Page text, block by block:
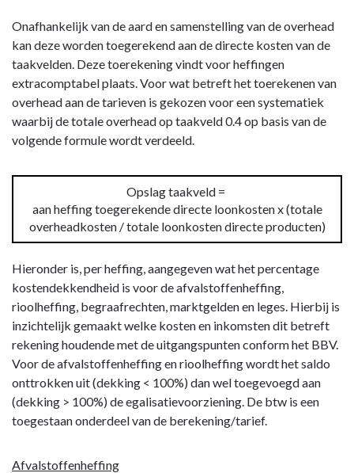
Onafhankelijk van de aard en samenstelling van de overhead
kan deze worden toegerekend aan de directe kosten van de
taakvelden. Deze toerekening vindt voor heffingen
extracomptabel plaats. Voor wat betreft het toerekenen van
overhead aan de tarieven is gekozen voor een systematiek
waarbij de totale overhead op taakveld 0.4 op basis van de
volgende formule wordt verdeeld.
Opslag taakveld =
aan heffing toegerekende directe loonkosten x (totale
overheadkosten / totale loonkosten directe producten)
Hieronder is, per heffing, aangegeven wat het percentage
kostendekkendheid is voor de afvalstoffenheffing,
rioolheffing, begraafrechten, marktgelden en leges. Hierbij is
inzichtelijk gemaakt welke kosten en inkomsten dit betreft
rekening houdende met de uitgangspunten conform het BBV.
Voor de afvalstoffenheffing en rioolheffing wordt het saldo
onttrokken uit (dekking < 100%) dan wel toegevoegd aan
(dekking > 100%) de egalisatievoorziening. De btw is een
toegestaan onderdeel van de berekening/tarief.
Afvalstoffenheffing